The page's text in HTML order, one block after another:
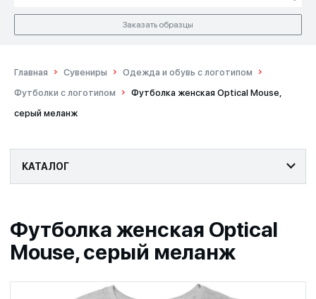
Заказать образцы
Главная Сувениры
Одежда и обувь с логотипом
Футболки с логотипом
Футболка женская Optical Mouse,
серый меланж
КАТАЛОГ
Футболка женская Optical
Mouse, серый меланж